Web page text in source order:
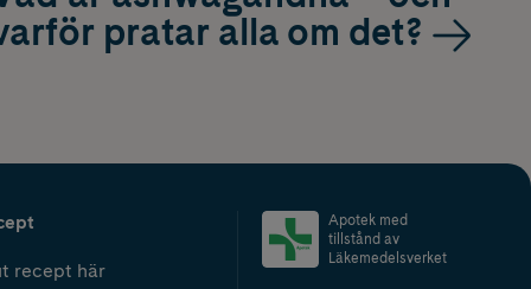
pratar alla om det?
recept här
Apotek med
tillstånd av
Läkemedelsverket